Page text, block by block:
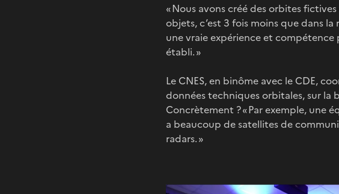
« Nous avons créé des orbites
objets, c’est 3 fois moins que dans
une vraie expérience et
établi. »
Le CNES, en binôme avec le CDE,
données techniques orbitales, sur la
Concrètement ? « Par exemple, une
a beaucoup de satellites de
radars. »